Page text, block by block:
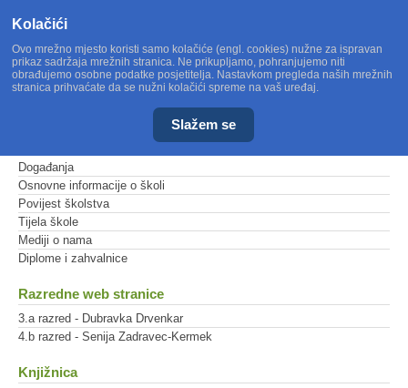
Događanja
Osnovne informacije o školi
Povijest školstva
Tijela škole
Mediji o nama
Diplome i zahvalnice
Razredne web stranice
3.a razred - Dubravka Drvenkar
4.b razred - Senija Zadravec-Kermek
Knjižnica
Kolačići
Ovo mrežno mjesto koristi samo kolačiće (engl. cookies) nužne za ispravan
prikaz sadržaja mrežnih stranica. Ne prikupljamo, pohranjujemo niti
obrađujemo osobne podatke posjetitelja. Nastavkom pregleda naših mrežnih
stranica prihvaćate da se nužni kolačići spreme na vaš uređaj.
Slažem se